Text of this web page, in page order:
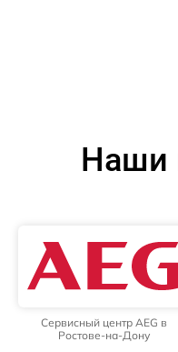
Наши
Сервисный центр AEG в
Ростове-на-Дону